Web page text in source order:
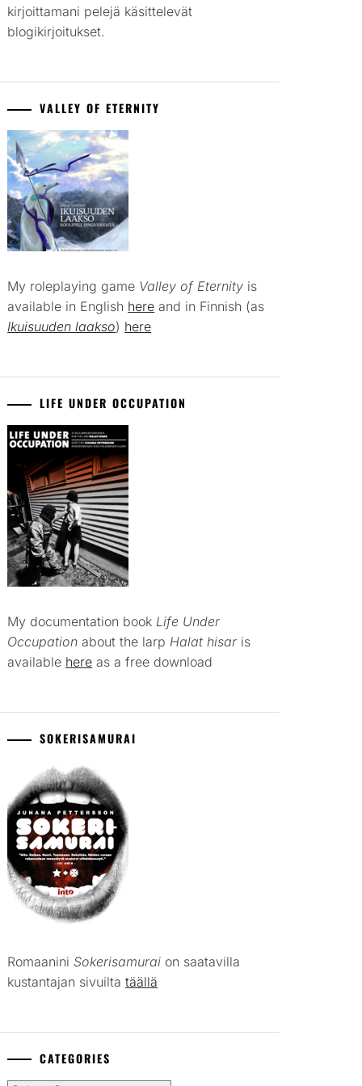
kirjoittamani pelejä käsittelevät
blogikirjoitukset.
VALLEY OF ETERNITY
My roleplaying game Valley of Eternity is
available in English here and in Finnish (as
Ikuisuuden laakso) here
LIFE UNDER OCCUPATION
My documentation book Life Under
Occupation about the larp Halat hisar is
available here as a free download
SOKERISAMURAI
RomaaniniSokerisamurai on saatavilla
kustantajan sivuiltatäällä
CATEGORIES